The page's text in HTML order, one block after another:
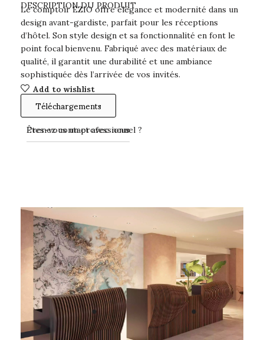
DESCRIPTION DU PRODUIT
Le comptoir EZIO offre élégance et modernité dans un
design avant-gardiste, parfait pour les réceptions
d’hôtel. Son style design et sa fonctionnalité en font le
point focal bienvenu. Fabriqué avec des matériaux de
qualité, il garantit une durabilité et une ambiance
sophistiquée dès l’arrivée de vos invités.
Add to wishlist
Téléchargements
Êtes-vous un professionnel ?
Prenez contact avec nous